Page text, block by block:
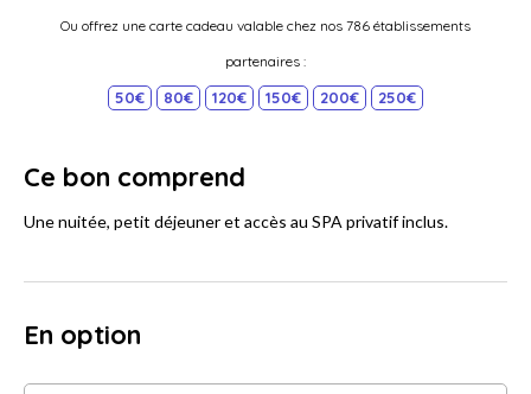
Ou offrez une carte cadeau valable chez nos 786 établissements
partenaires :
50€ 80€ 120€ 150€ 200€ 250€
Ce bon comprend
Une nuitée, petit déjeuner et accès au SPA privatif inclus.
En option